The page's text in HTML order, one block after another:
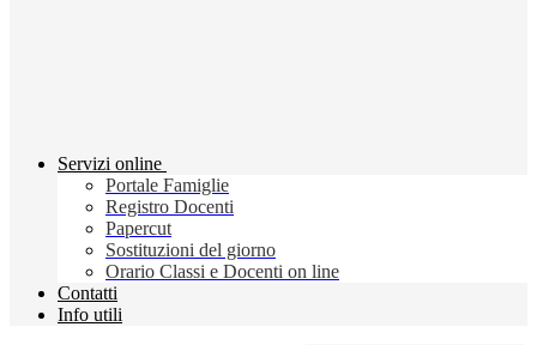
Servizi online
Portale Famiglie
Registro Docenti
Papercut
Sostituzioni del giorno
Orario Classi e Docenti on line
Contatti
Info utili